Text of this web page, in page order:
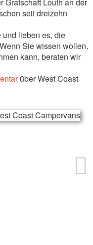
seitdreizehn
lieben es, die
Sie wissen wollen,
kann, beraten wir
über West Coast